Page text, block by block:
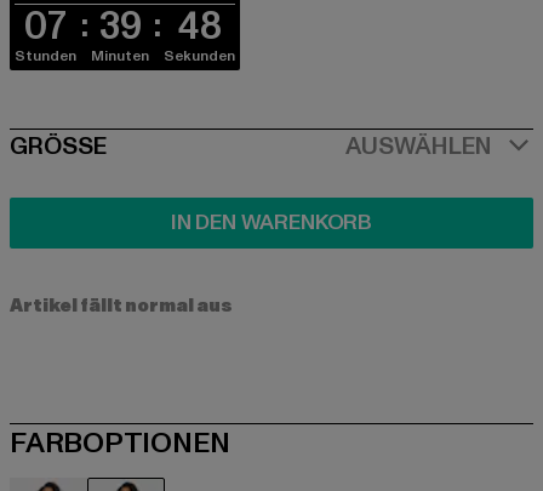
07
Stunden
39
Minuten
47
Sekunden
SIZE
GRÖSSE AUSWÄHLEN
IN DEN WARENKORB
Artikel fällt normal aus
FARBOPTIONEN